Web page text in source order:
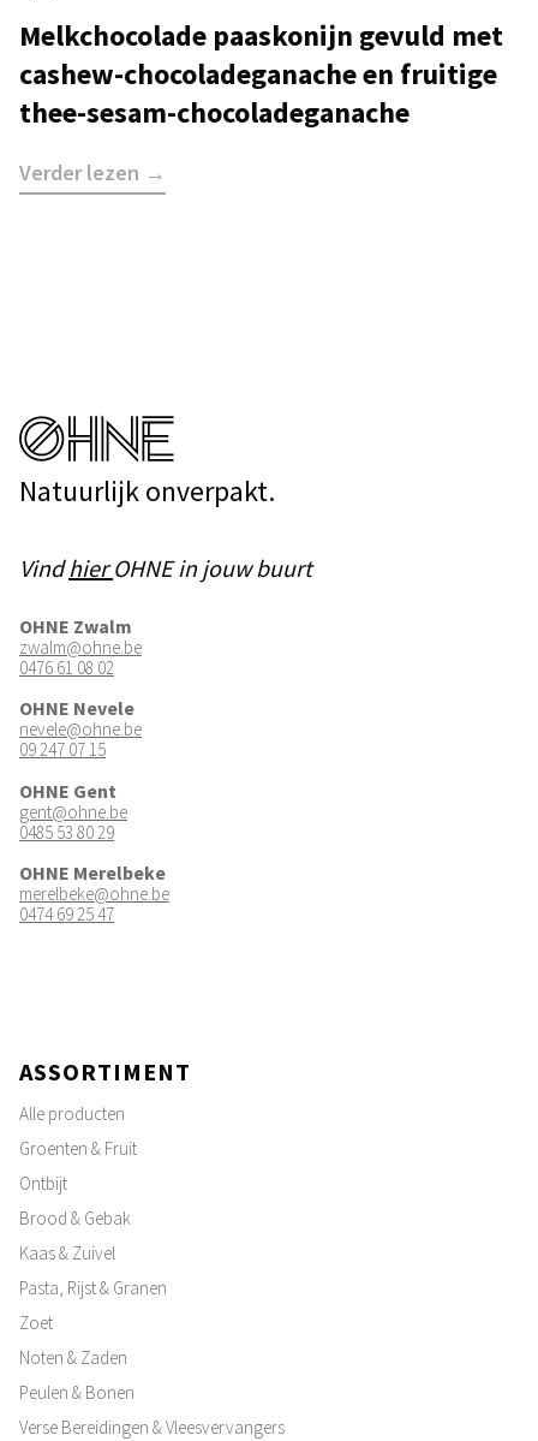
Melkchocolade paaskonijn gevuld met
cashew-chocoladeganache en fruitige
thee-sesam-chocoladeganache
Verder lezen →
Natuurlijk onverpakt.
VindhierOHNE in jouw buurt
OHNE Zwalm
zwalm@ohne.be
0476 61 08 02
OHNE Nevele
nevele@ohne.be
09 247 07 15
OHNE Gent
gent@ohne.be
0485 53 80 29
OHNE Merelbeke
merelbeke@ohne.be
0474 69 25 47
ASSORTIMENT
Alle producten
Groenten & Fruit
Ontbijt
Brood & Gebak
Kaas & Zuivel
Pasta, Rijst & Granen
Zoet
Noten & Zaden
Peulen & Bonen
Verse Bereidingen & Vleesvervangers